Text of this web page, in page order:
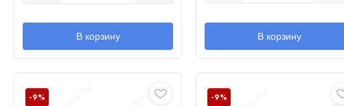
В корзину В корзину
-9% -9%